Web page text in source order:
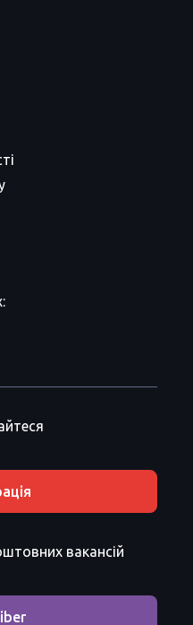
вакансій